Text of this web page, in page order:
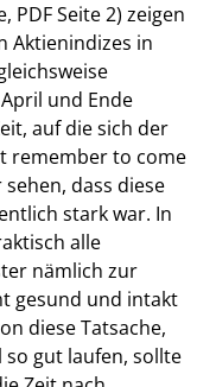
PDF Seite 2) zeigen
Aktienindizes in
und Ende
auf die sich der
remember to come
dass diese
stark war. In
alle
nämlich zur
gesund und intakt
diese Tatsache,
so gut laufen, sollte